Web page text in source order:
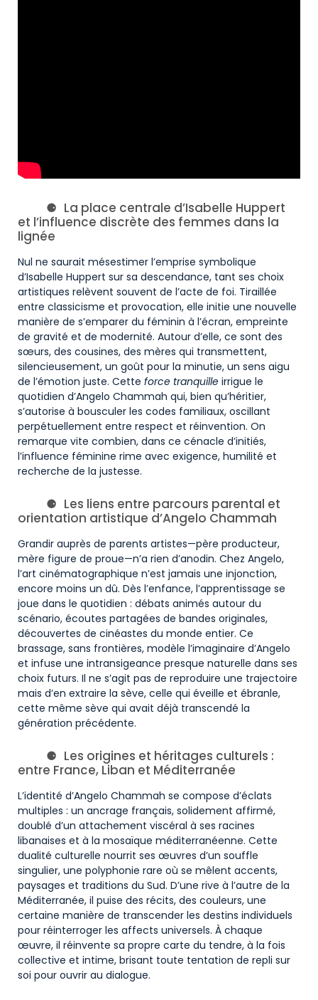
La place centrale d’Isabelle Huppert
et l’influence discrète des femmes dans la
lignée
Nul ne saurait mésestimer l’emprise symbolique
d’Isabelle Huppert sur sa descendance, tant ses choix
artistiques relèvent souvent de l’acte de foi. Tiraillée
entre classicisme et provocation, elle initie une nouvelle
manière de s’emparer du féminin à l’écran, empreinte
de gravité et de modernité. Autour d’elle, ce sont des
sœurs, des cousines, des mères qui transmettent,
silencieusement, un goût pour la minutie, un sens aigu
de l’émotion juste. Cette force tranquille irrigue le
quotidien d’Angelo Chammah qui, bien qu’héritier,
s’autorise à bousculer les codes familiaux, oscillant
perpétuellement entre respect et réinvention. On
remarque vite combien, dans ce cénacle d’initiés,
l’influence féminine rime avec exigence, humilité et
recherche de la justesse.
Les liens entre parcours parental et
orientation artistique d’Angelo Chammah
Grandir auprès de parents artistes—père producteur,
mère figure de proue—n’a rien d’anodin. Chez Angelo,
l’art cinématographique n’est jamais une injonction,
encore moins un dû. Dès l’enfance, l’apprentissage se
joue dans le quotidien : débats animés autour du
scénario, écoutes partagées de bandes originales,
découvertes de cinéastes du monde entier. Ce
brassage, sans frontières, modèle l’imaginaire d’Angelo
et infuse une intransigeance presque naturelle dans ses
choix futurs. Il ne s’agit pas de reproduire une trajectoire
mais d’en extraire la sève, celle qui éveille et ébranle,
cette même sève qui avait déjà transcendé la
génération précédente.
Les origines et héritages culturels :
entre France, Liban et Méditerranée
L’identité d’Angelo Chammah se compose d’éclats
multiples : un ancrage français, solidement affirmé,
doublé d’un attachement viscéral à ses racines
libanaises et à la mosaïque méditerranéenne. Cette
dualité culturelle nourrit ses œuvres d’un souffle
singulier, une polyphonie rare où se mêlent accents,
paysages et traditions du Sud. D’une rive à l’autre de la
Méditerranée, il puise des récits, des couleurs, une
certaine manière de transcender les destins individuels
pour réinterroger les affects universels. À chaque
œuvre, il réinvente sa propre carte du tendre, à la fois
collective et intime, brisant toute tentation de repli sur
soi pour ouvrir au dialogue.